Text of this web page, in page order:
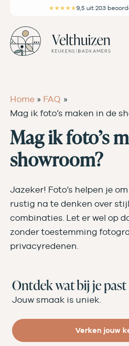
inhoud
★★★★★9,5 uit 203
Home
FAQ
Mag ik foto’s maken in de
Mag ik foto’s
showroom?
Jazeker! Foto’s helpen je
rustig na te denken over
combinaties. Let er wel op
zonder toestemming
privacyredenen.
Ontdek wat bij je past
Jouw smaak is uniek.
Verken jouw